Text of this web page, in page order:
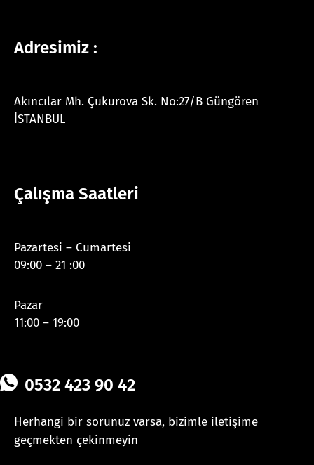
Adresimiz :
Akıncılar Mh. Çukurova Sk. No:27/B Güngören
İSTANBUL
Çalışma Saatleri
Pazartesi – Cumartesi
09:00 – 21 :00
Pazar
11:00 – 19:00
0532 423 90 42
Herhangi bir sorunuz varsa, bizimle iletişime
geçmekten çekinmeyin